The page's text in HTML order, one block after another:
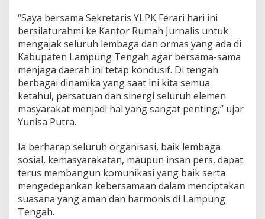
m
a
s
B
e
r
s
a
t
a
g
a
K
o
n
“Saya bersama Sekretaris YLPK Ferari hari ini
bersilaturahmi ke Kantor Rumah Jurnalis untuk
mengajak seluruh lembaga dan ormas yang ada di
Kabupaten Lampung Tengah agar bersama-sama
menjaga daerah ini tetap kondusif. Di tengah
berbagai dinamika yang saat ini kita semua
ketahui, persatuan dan sinergi seluruh elemen
masyarakat menjadi hal yang sangat penting,” ujar
Yunisa Putra.
Ia berharap seluruh organisasi, baik lembaga
sosial, kemasyarakatan, maupun insan pers, dapat
terus membangun komunikasi yang baik serta
mengedepankan kebersamaan dalam menciptakan
suasana yang aman dan harmonis di Lampung
Tengah.